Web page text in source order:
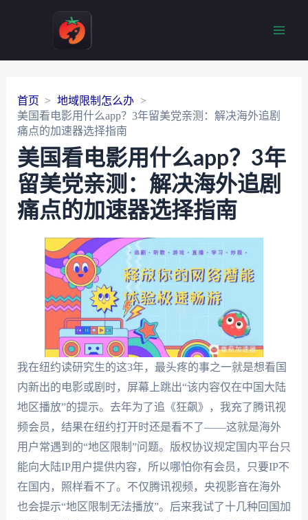
首页
地域限制怎么办
美国看电影用什么app？3年留美党亲测：解决海外追剧
痛点的加速器选择指南
美国看电影用什么app？3年
留美党亲测：解决海外追剧
痛点的加速器选择指南
我在纽约读研究生的这3年，最头疼的事之一就是想看国
内新出的电影或剧时，屏幕上跳出“该内容仅在中国大陆
地区播放”的提示。去年为了追《狂飙》，我充了腾讯视
频会员，结果在纽约打开时还是看不了——这就是海外
用户常遇到的“地区限制”问题。版权协议规定国内平台只
能向大陆IP用户提供内容，所以哪怕你有会员，只要IP不
在国内，照样看不了。不仅腾讯视频，央视影音在海外
也会提示“地区限制无法播放”。后来我试了十几种回国加